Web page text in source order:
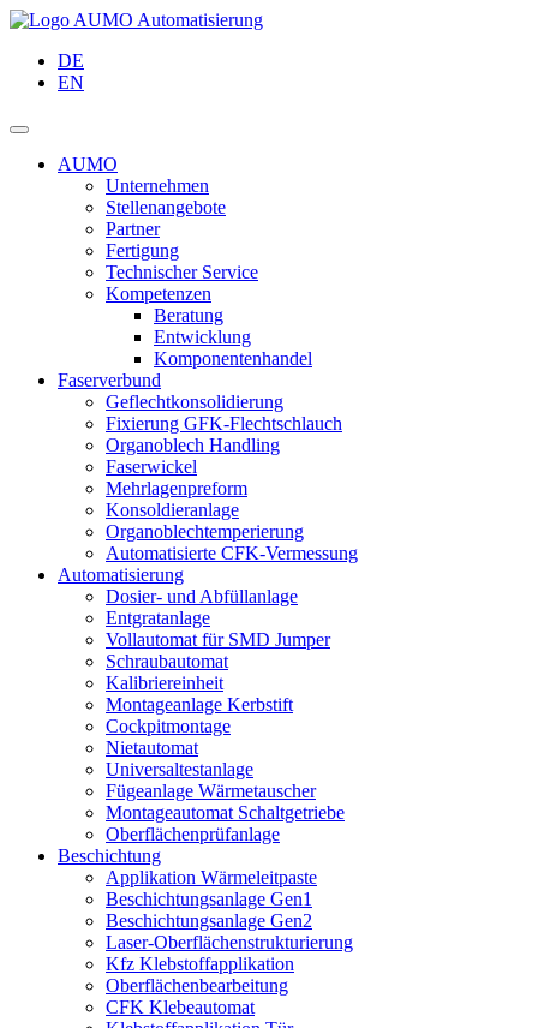
DE
EN
AUMO
Unternehmen
Stellenangebote
Partner
Fertigung
Technischer Service
Kompetenzen
Beratung
Entwicklung
Komponentenhandel
Faserverbund
Geflechtkonsolidierung
Fixierung GFK-Flechtschlauch
Organoblech Handling
Faserwickel
Mehrlagenpreform
Konsoldieranlage
Organoblechtemperierung
Automatisierte CFK-Vermessung
Automatisierung
Dosier- und Abfüllanlage
Entgratanlage
Vollautomat für SMD Jumper
Schraubautomat
Kalibriereinheit
Montageanlage Kerbstift
Cockpitmontage
Nietautomat
Universaltestanlage
Fügeanlage Wärmetauscher
Montageautomat Schaltgetriebe
Oberflächenprüfanlage
Beschichtung
Applikation Wärmeleitpaste
Beschichtungsanlage Gen1
Beschichtungsanlage Gen2
Laser-Oberflächenstrukturierung
Kfz Klebstoffapplikation
Oberflächenbearbeitung
CFK Klebeautomat